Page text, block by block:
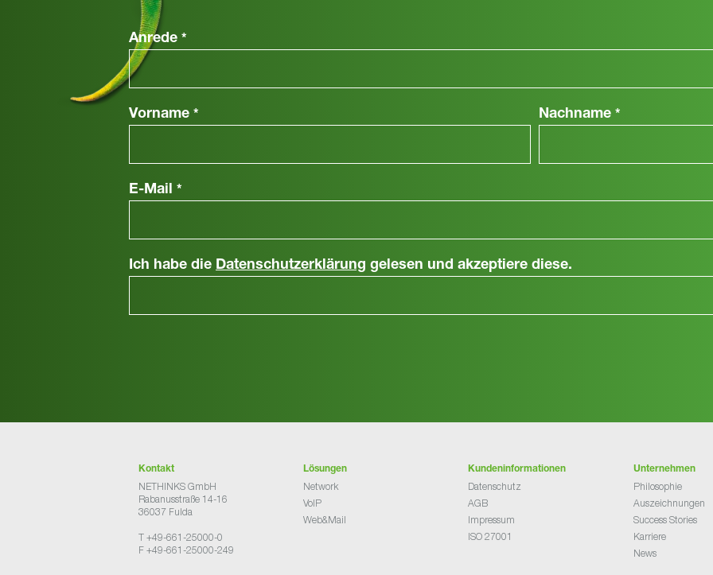
Anrede *
Vorname * Nachname *
E-Mail *
Ich habe die Datenschutzerklärung gelesen und akzeptiere diese.
Kontakt
NETHINKS GmbH
Rabanusstraße 14-16
36037 Fulda
T +49-661-25000-0
F +49-661-25000-249
Lösungen
Network
VoIP
Web&Mail
Kundeninformationen
Datenschutz
AGB
Impressum
ISO 27001
Unternehmen
Philosophie
Auszeichnungen
Success Stories
Karriere
News